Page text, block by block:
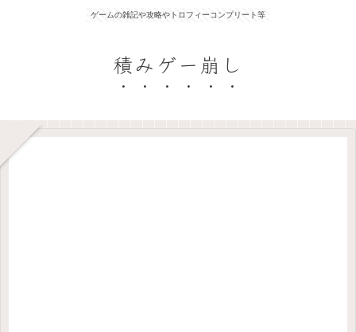
ゲームの雑記や攻略やトロフィーコンプリート等
積みゲー崩し